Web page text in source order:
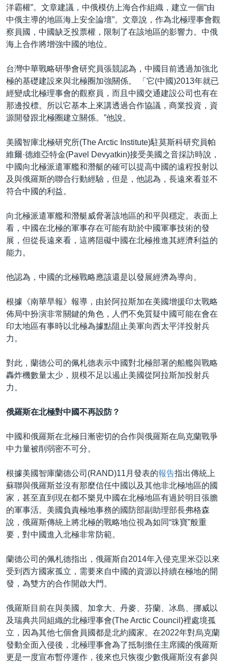
洋霸權”。文章建議，中俄模仿上海合作組織，建立一個“由
中俄主導的地區海上安全論壇”。文章說，作為北極理事會觀
察員國，中國缺乏投票權，限制了在該地區的影響力。中俄
海上合作將增強中國的地位。
台灣中華戰略研學會研究員張競認為，中國目前透過加強北
極的基礎建設來與北極圈加強關係。 「它(中國)2013年就已
經變成北極理事會的觀察員，而且中國交通建設公司也有在
那邊投標。所以它基本上來講透過合作協議，商業投資，資
源開發跟北極圈建立關係。”他說。
美國智庫北極研究所(The Arctic Institute)駐莫斯科研究員帕
維爾·德維亞特金(Pavel Devyatkin)接受美國之音採訪時說，
中國向北極派遣軍艦和潛艇的確可以提高中國的遠程投射以
及與俄羅斯的聯合行動經驗，但是，他認為，長遠來看並不
符合中國的利益。
向北極派遣軍艦和潛艇威脅著該地區的和平與穩定。表面上
看，中國在北極的軍事存在可能有助於中國軍事技術的發
展，但從長遠來看，這將阻礙中國在北極推進其經濟利益的
能力。
他認為，中國的北極戰略應該還是以發展經濟為導向。
根據《南華早報》報導，由於阿拉斯加在美國增援印太戰略
佈局中扮演非常關鍵的角色，人們不免質疑中國可能在會在
印太地區有事時以北極為據點阻止美軍向西太平洋投射兵
力。
對此，蘭德公司的佩札德表示中國對北極部署的船艦與戰略
轟炸機數量太少，規模不足以遏止美國從阿拉斯加投射兵
力。
俄羅斯在北極對中國不再設防？
中國和俄羅斯在北極日漸密切的合作與俄羅斯在烏克蘭戰爭
中力量被削弱密不可分。
根據美國智庫蘭德公司(RAND)11月發表的報告指出傳統上
蘇聯與俄羅斯並沒有那麼信任中國以及其他非北極地區的國
家，甚至直到現在都不樂見中國在北極地區有過於明目張膽
的軍事活。美國負責極地事務的國防部副助理部長弗格森
說，俄羅斯傳統上將北極的戰略地位視為如同“珠寶”般重
要，對中國進入北極非常防範。
蘭德公司的佩札德指出，俄羅斯自2014年入侵克里米亞以來
受到西方國家孤立，需要來自中國的資源以持續在極地的開
發，為雙方的合作開啟大門。
俄羅斯目前在與美國、加拿大、丹麥、芬蘭、冰島、挪威以
及瑞典共同組織的北極理事會(The Arctic Council)裡處境孤
立，因為其他七個會員國都是北約國家。在2022年對烏克蘭
發動全面入侵後，北極理事會為了抵制擔任主席國的俄羅斯
更是一度宣布暫停運作，後來也只恢復少數俄羅斯沒有參與